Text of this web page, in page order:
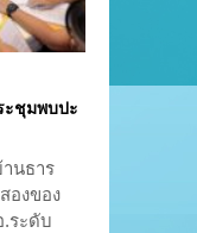
ะชุมพบปะ
นธาร
องของ
ระดับ